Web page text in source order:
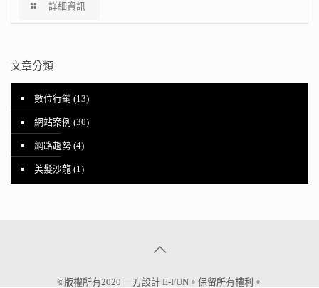
詳細資訊
文章分類
數位行銷 (13)
網站案例 (30)
網路趨勢 (4)
美髮沙龍 (1)
©版權所有2020 一方設計 E-FUN。保留所有權利。